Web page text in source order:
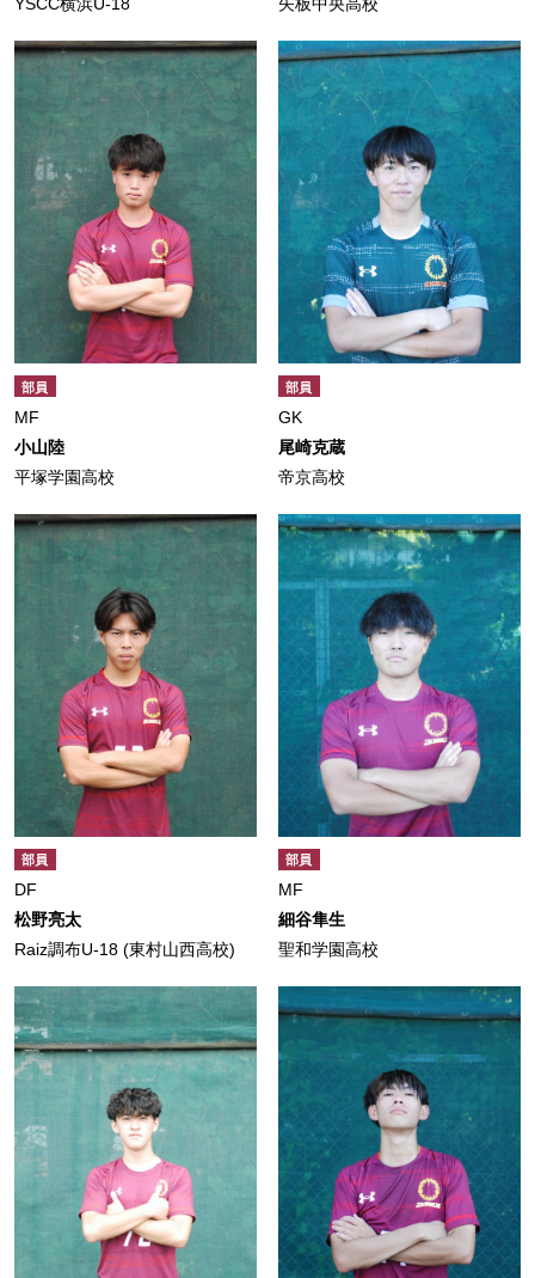
部員
MF
小山陸
平塚学園高校
部員
GK
尾崎克蔵
帝京高校
部員
DF
松野亮太
Raiz調布U-18 (東村山西高校)
部員
MF
細谷隼生
聖和学園高校